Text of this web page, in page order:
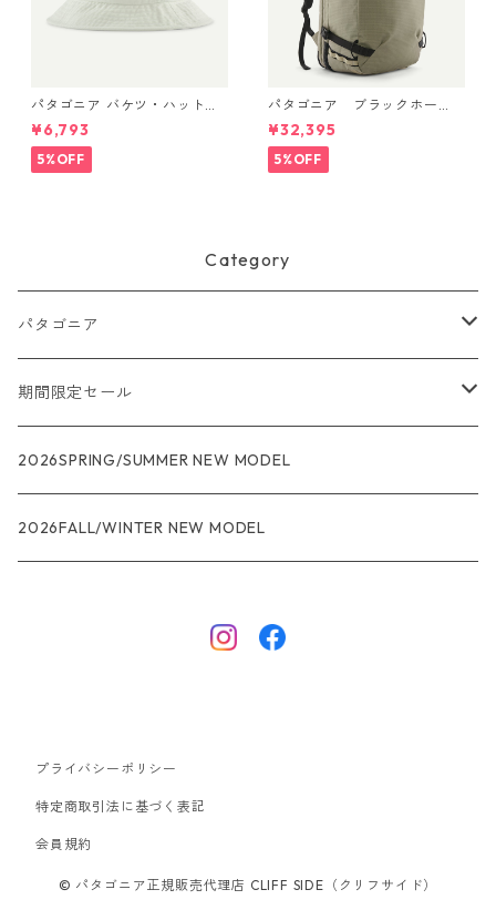
パタゴニア バケツ・ハット 3
3595 Text Logo: Birch Whit
e
¥6,793
5%OFF
パタゴニア ブラックホー
ル・MLC 45L Weathered Sto
ne 49307 日本正規品
¥32,395
5%OFF
Category
パタゴニア
メンズ
R1
R1エア
ウィメンズ
R1
ジャケット・アウター
スウェットシャツ・フーディ
ボードショーツ
期間限定セール
★★★
レインウェアー
2026SPRING/SUMMER NEW MODEL
2026FALL/WINTER NEW MODEL
プライバシーポリシー
特定商取引法に基づく表記
会員規約
© パタゴニア正規販売代理店 CLIFF SIDE（クリフサイド）